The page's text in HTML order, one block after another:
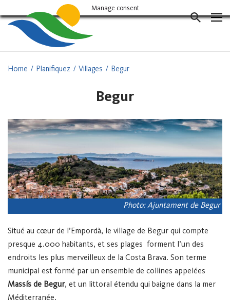
al
contingut
Home Planifiquez Villages Begur
Begur
Photo: Ajuntament de Begur
Situé au cœur de l’Empordà, le village de Begur qui compte
presque 4.000 habitants, et ses plages forment l’un des
endroits les plus merveilleux de la Costa Brava. Son terme
municipal est formé par un ensemble de collines appelées
Massís de Begur, et un littoral étendu qui baigne dans la mer
Méditerranée.
Manage consent